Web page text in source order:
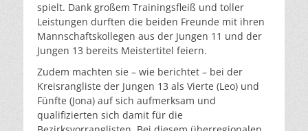
spielt. Dank großem Trainingsfleiß und toller
Leistungen durften die beiden Freunde mit ihren
Mannschaftskollegen aus der Jungen 11 und der
Jungen 13 bereits Meistertitel feiern.
Zudem machten sie – wie berichtet – bei der
Kreisrangliste der Jungen 13 als Vierte (Leo) und
Fünfte (Jona) auf sich aufmerksam und
qualifizierten sich damit für die